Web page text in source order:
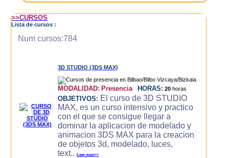
>>CURSOS
Lista de cursos :
Num cursos:784
3D STUDIO (3DS MAX)
MODALIDAD: Presencia HORAS: 20 horas
OBJETIVOS: El curso de 3D STUDIO
MAX, es un curso intensivo y practico
con el que se consigue llegar a
dominar la aplicacion de modelado y
animacion 3DS MAX para la creacion
de objetos 3d, modelado, luces,
text..Leer mas>>